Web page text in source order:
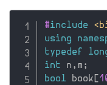
#include
using
typedef
int n , m ;
bool book [